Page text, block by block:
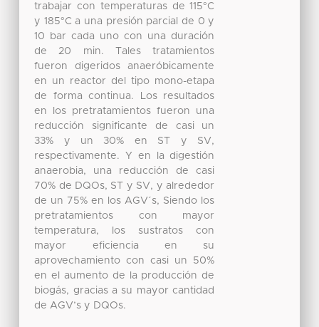
trabajar con temperaturas de 115°C
y 185°C a una presión parcial de 0 y
10 bar cada uno con una duración
de 20 min. Tales tratamientos
fueron digeridos anaeróbicamente
en un reactor del tipo mono-etapa
de forma continua. Los resultados
en los pretratamientos fueron una
reducción significante de casi un
33% y un 30% en ST y SV,
respectivamente. Y en la digestión
anaerobia, una reducción de casi
70% de DQOs, ST y SV, y alrededor
de un 75% en los AGV´s, Siendo los
pretratamientos con mayor
temperatura, los sustratos con
mayor eficiencia en su
aprovechamiento con casi un 50%
en el aumento de la producción de
biogás, gracias a su mayor cantidad
de AGV’s y DQOs.